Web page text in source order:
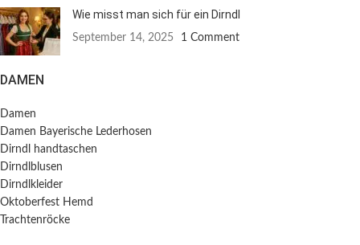
Wie misst man sich für ein Dirndl
September 14, 2025 1 Comment
DAMEN
Damen
Damen Bayerische Lederhosen
Dirndl handtaschen
Dirndlblusen
Dirndlkleider
Oktoberfest Hemd
Trachtenröcke